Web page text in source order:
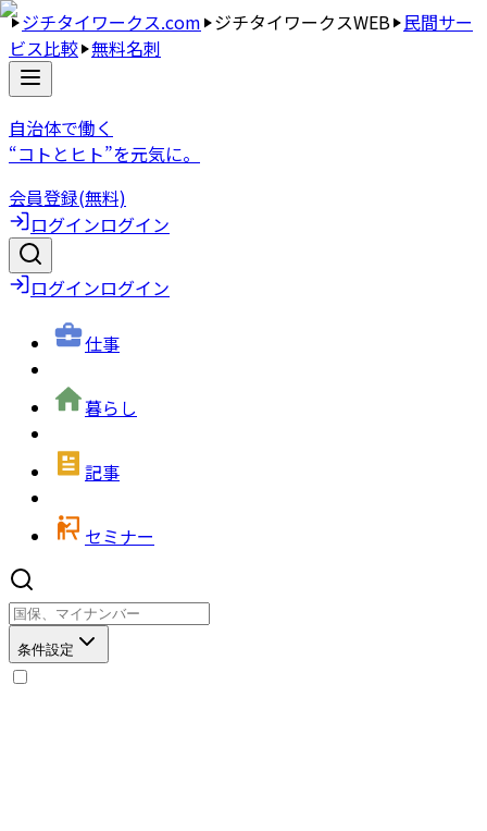
ジチタイワークス.com ジチタイワークスWEB 民間サー
ビス比較 無料名刺
自治体で働く
“コトとヒト”を元気に。
会員登録(無料)
ログインログイン
ログインログイン
仕事
暮らし
記事
セミナー
条件設定